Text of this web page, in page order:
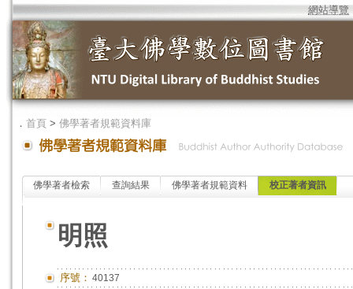
網站導覽
． 首頁 > 佛學著者規範資料庫
佛學著者檢索 查詢結果 佛學著者規範資料 校正著者資訊
明照
序號： 40137